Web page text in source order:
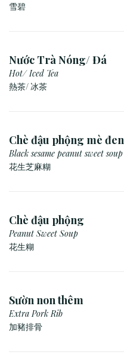
雪碧
Nước Trà Nóng/ Đá
Hot/ Iced Tea
熱茶/ 冰茶
Chè đậu phộng mè đen
Black sesame peanut sweet soup
花生芝麻糊
Chè đậu phộng
Peanut Sweet Soup
花生糊
Sườn non thêm
Extra Pork Rib
加豬排骨